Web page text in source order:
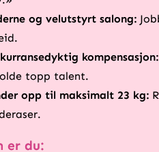
og velutstyrt salong:
kompensasjon:
topp talent.
opp til maksimalt 23 kg:
er du: